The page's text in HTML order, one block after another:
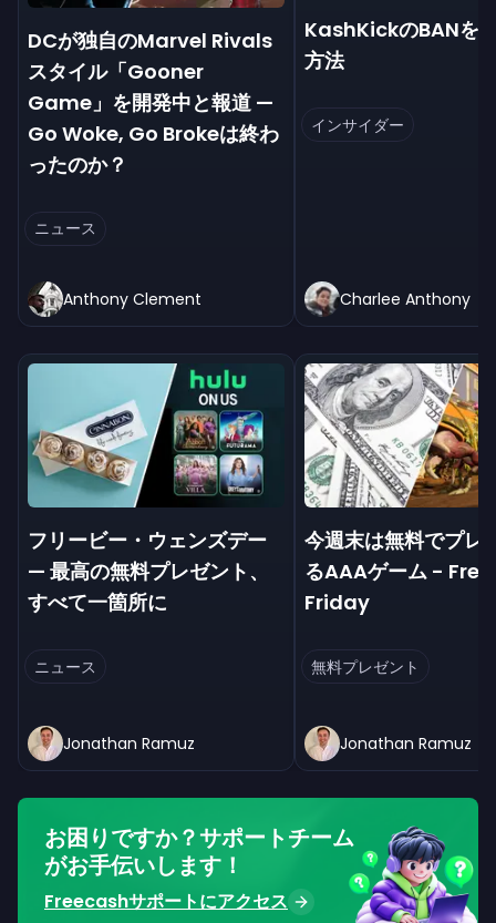
DCが独自のMarvel Rivals
スタイル「Gooner
Game」を開発中と報道 —
Go Woke, Go Brokeは終わ
ったのか？
ニュース
Anthony Clement
KashKickのBANを
方法
インサイダー
Charlee Anthony
フリービー・ウェンズデー
— 最高の無料プレゼント、
すべて一箇所に
ニュース
Jonathan Ramuz
今週末は無料でプレ
るAAAゲーム -
Friday
無料プレゼント
Jonathan Ramuz
お困りですか？サポートチーム
がお手伝いします！
Freecashサポートにアクセス